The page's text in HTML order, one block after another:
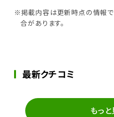
※掲載内容は更新時点の情報で
合があります。
最新クチコミ
もっ